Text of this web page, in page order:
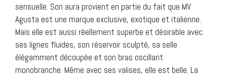
sensuelle. Son aura provient en partie du fait que MV
Agusta est une marque exclusive, exotique et italienne.
Mais elle est aussi réellement superbe et désirable avec
ses lignes fluides, son réservoir sculpté, sa selle
élégamment découpée et son bras oscillant
monobranche. Même avec ses valises, elle est belle. La